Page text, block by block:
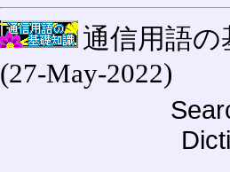
通信用語の
(27-May-2022)